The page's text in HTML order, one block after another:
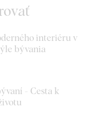
interiéru v
bývania
- Cesta k